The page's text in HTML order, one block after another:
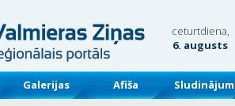
ceturtdiena,
6. augusts
Galerijas Afiša